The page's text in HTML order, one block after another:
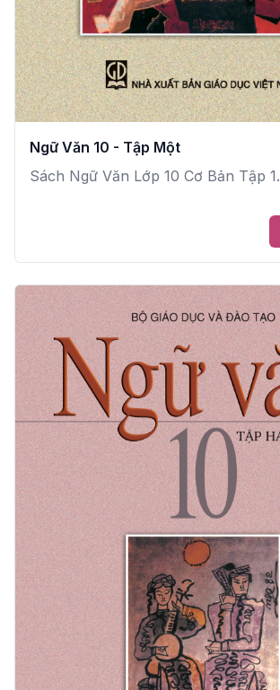
Ngữ Văn 10 - Tập Một
Sách Ngữ Văn Lớp 10 Cơ Bản Tập 1.